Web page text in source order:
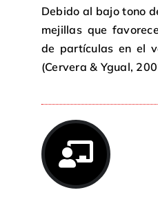
Debido al bajo tono
mejillas que
de partículas en el
(Cervera & Ygual,